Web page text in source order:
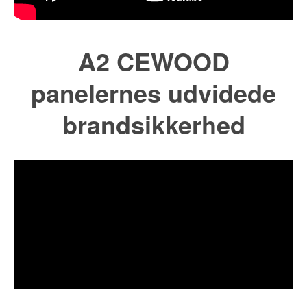
A2 CEWOOD
panelernes udvidede
brandsikkerhed